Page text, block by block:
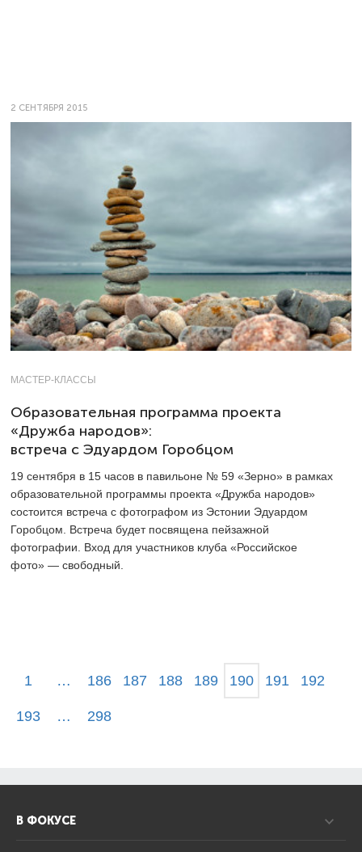
2 СЕНТЯБРЯ 2015
МАСТЕР-КЛАССЫ
Образовательная программа проекта
«Дружба народов»:
встреча с Эдуардом Горобцом
19 сентября в 15 часов в павильоне № 59 «Зерно» в рамках
образовательной программы проекта «Дружба народов»
состоится встреча с фотографом из Эстонии Эдуардом
Горобцом. Встреча будет посвящена пейзажной
фотографии. Вход для участников клуба «Российское
фото» — свободный.
1 … 186 187 188 189 190 191 192
193 … 298
В ФОКУСЕ